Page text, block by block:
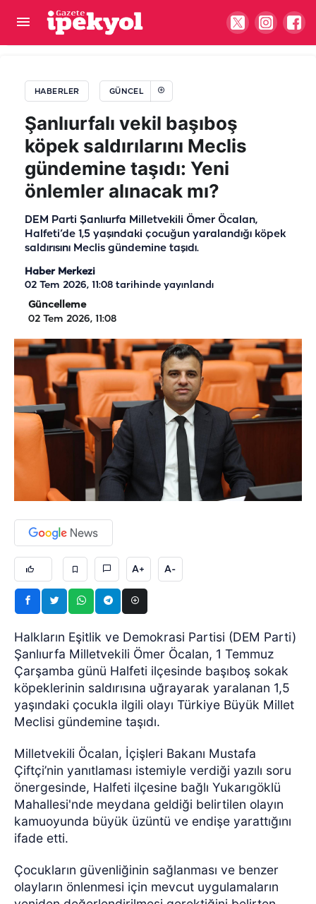
HABERLER GÜNCEL
Şanlıurfalı vekil başıboş
köpek saldırılarını Meclis
gündemine taşıdı: Yeni
önlemler alınacak mı?
DEM Parti Şanlıurfa Milletvekili Ömer Öcalan,
Halfeti’de 1,5 yaşındaki çocuğun yaralandığı köpek
saldırısını Meclis gündemine taşıdı.
Haber Merkezi
02 Tem 2026, 11:08 tarihinde yayınlandı
Güncelleme
02 Tem 2026, 11:08
A+ A-
Halkların Eşitlik ve Demokrasi Partisi (DEM Parti)
Şanlıurfa Milletvekili Ömer Öcalan, 1 Temmuz
Çarşamba günü Halfeti ilçesinde başıboş sokak
köpeklerinin saldırısına uğrayarak yaralanan 1,5
yaşındaki çocukla ilgili olayı Türkiye Büyük Millet
Meclisi gündemine taşıdı.
Milletvekili Öcalan, İçişleri Bakanı Mustafa
Çiftçi’nin yanıtlaması istemiyle verdiği yazılı soru
önergesinde, Halfeti ilçesine bağlı Yukarıgöklü
Mahallesi'nde meydana geldiği belirtilen olayın
kamuoyunda büyük üzüntü ve endişe yarattığını
ifade etti.
Çocukların güvenliğinin sağlanması ve benzer
olayların önlenmesi için mevcut uygulamaların
Şanlıurfa’da Kur’an kursu öğrencilerine